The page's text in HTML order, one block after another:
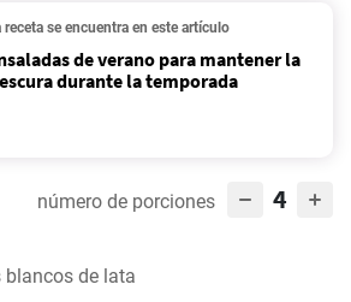
receta se encuentra en este artículo
de verano para mantener la
durante la temporada
número de porciones 4
de lata